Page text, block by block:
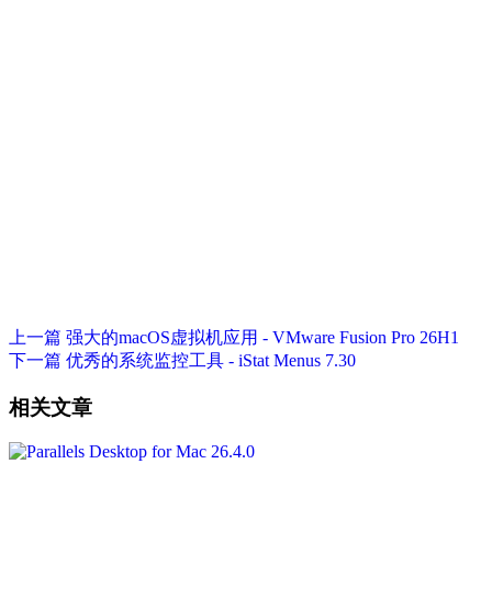
上一篇 强大的macOS虚拟机应用 - VMware Fusion Pro 26H1
下一篇 优秀的系统监控工具 - iStat Menus 7.30
相关文章